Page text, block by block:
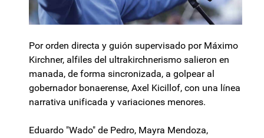
Por orden directa y guión supervisado por Máximo
Kirchner, alfiles del ultrakirchnerismo salieron en
manada, de forma sincronizada, a golpear al
gobernador bonaerense, Axel Kicillof, con una línea
narrativa unificada y variaciones menores.
Eduardo "Wado" de Pedro, Mayra Mendoza,